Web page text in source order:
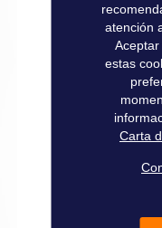
atención
estas
Carta